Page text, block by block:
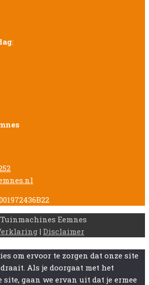
:
Eemnes
| Disclaimer
om ervoor te zorgen dat onze site
Als je doorgaat met het
site, gaan we ervan uit dat je ermee